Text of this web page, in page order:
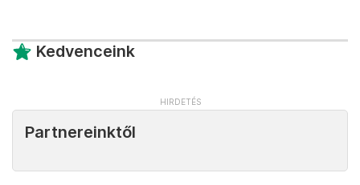
Kedvenceink
Partnereinktől